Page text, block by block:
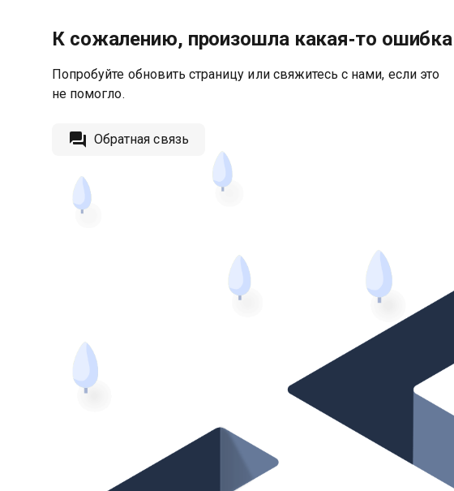
К сожалению, произошла какая‑то ошибка
Попробуйте обновить страницу или свяжитесь с нами, если это
не помогло.
Обратная связь